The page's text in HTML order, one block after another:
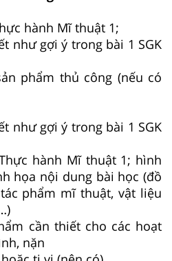
hành Mĩ thuật 1;
như gợi ý trong bài 1 SGK
phẩm thủ công (nếu có
như gợi ý trong bài 1 SGK
hành Mĩ thuật 1; hình
họa nội dung bài học (đồ
phẩm mĩ thuật, vật liệu
cần thiết cho các hoạt
nặn